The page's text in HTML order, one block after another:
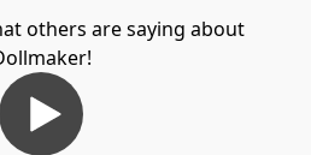
others are saying about